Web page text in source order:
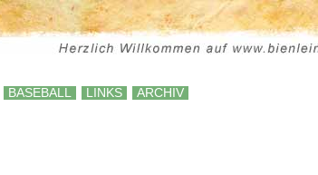
BASEBALL LINKS ARCHIV